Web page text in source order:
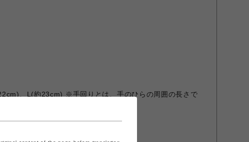
、L(約23cm) ※手回りとは、手のひらの周囲の長さで